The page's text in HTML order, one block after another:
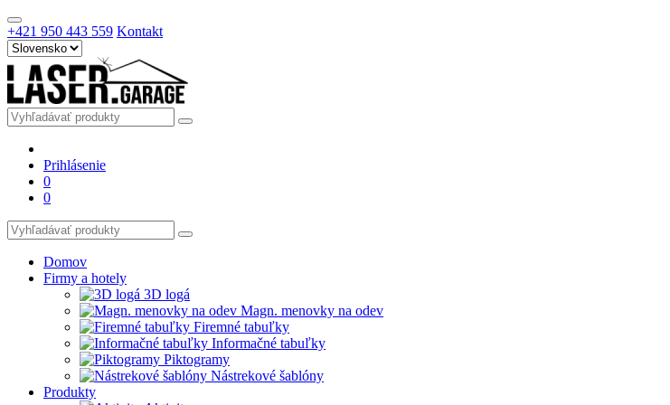
+421 950 443 559 Kontakt
Prihlásenie
0
0
Domov
Firmy a hotely
3D logá
Magn. menovky na odev
Firemné tabuľky
Informačné tabuľky
Piktogramy
Nástrekové šablóny
Produkty